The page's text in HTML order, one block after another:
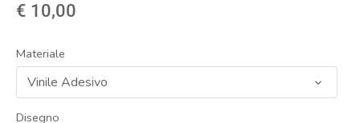
€ 10,00
Materiale
Vinile Adesivo
Disegno